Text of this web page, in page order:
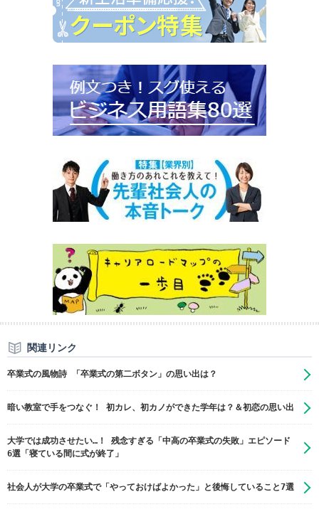
関連リンク
卒業式の風物詩 「卒業式の第二ボタン」の思い出は？
暗い教室で手をつなぐ！ 初カレ、初カノができた学年は？＆初恋の思い出
大学では成功させたい…！ 残念すぎる「中高の卒業式の失敗」エピソード
6選「寝ている間に式が終了」
社会人が大学の卒業式で「やっておけばよかった」と後悔していること7選